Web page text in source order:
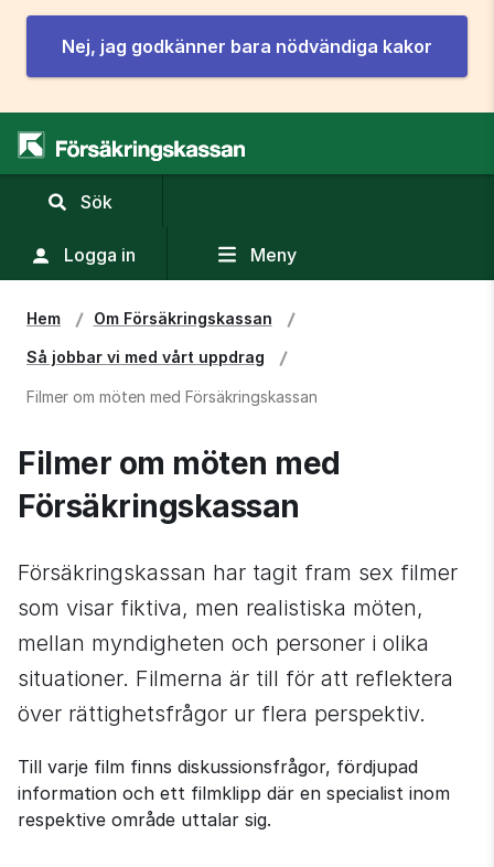
Nej, jag godkänner bara nödvändiga kakor
Sök
sökfält
Logga in Meny
Hem Om Försäkringskassan
Så jobbar vi med vårt uppdrag
Filmer om möten med Försäkringskassan
Filmer om möten med
Försäkringskassan
Försäkringskassan har tagit fram sex filmer
som visar fiktiva, men realistiska möten,
mellan myndigheten och personer i olika
situationer. Filmerna är till för att reflektera
över rättighetsfrågor ur flera perspektiv.
Till varje film finns diskussionsfrågor, fördjupad
information och ett filmklipp där en specialist inom
respektive område uttalar sig.